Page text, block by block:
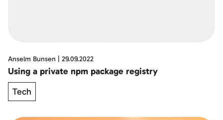
Anselm Bunsen 29.09.2022
Using a private npm package registry
Tech